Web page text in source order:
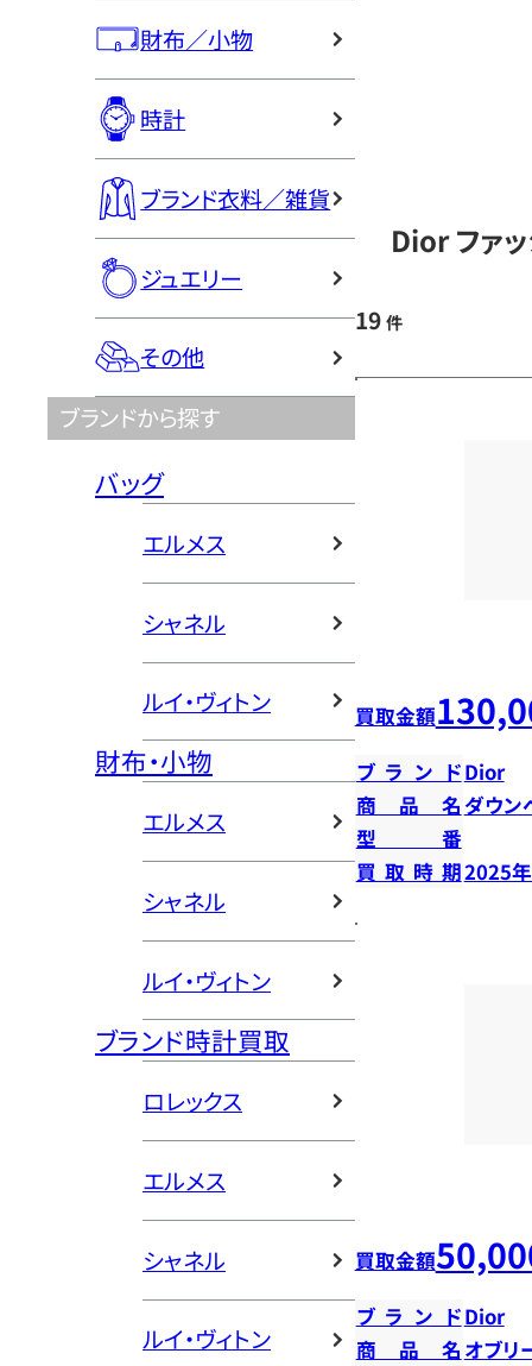
財布／小物
時計
ブランド衣料／雑貨
ジュエリー
その他
ブランドから探す
バッグ
エルメス
シャネル
ルイ・ヴィトン
財布・小物
エルメス
シャネル
ルイ・ヴィトン
ブランド時計買取
ロレックス
エルメス
シャネル
ルイ・ヴィトン
Dior ファ
19 件
買取金額
ブランドDior
商品名ダウン
型番
買取時期2025
買取金額
ブランドDior
商品名 オブ